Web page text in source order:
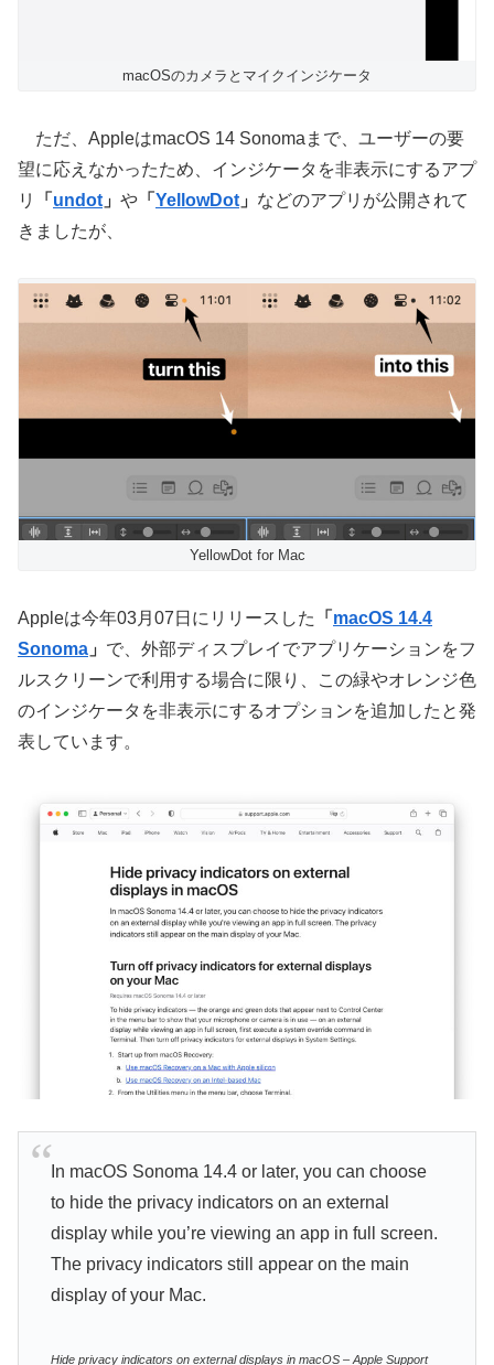
macOSのカメラとマイクインジケータ
ただ、AppleはmacOS 14 Sonomaまで、ユーザーの要
望に応えなかったため、インジケータを非表示にするアプ
リ
「 undot 」 や 「 YellowDot 」 などのアプリが公開されて
きましたが、
YellowDot for Mac
Appleは今年03月07日にリリースした 「 macOS 14.4
Sonoma 」 で、外部ディスプレイでアプリケーションをフ
ルスクリーンで利用する場合に限り、この緑やオレンジ色
のインジケータを非表示にするオプションを追加したと発
表しています。
In macOS Sonoma 14.4 or later, you can choose
to hide the privacy indicators on an external
display while you’re viewing an app in full screen.
The privacy indicators still appear on the main
display of your Mac.
Hide privacy indicators on external displays in macOS – Apple Support